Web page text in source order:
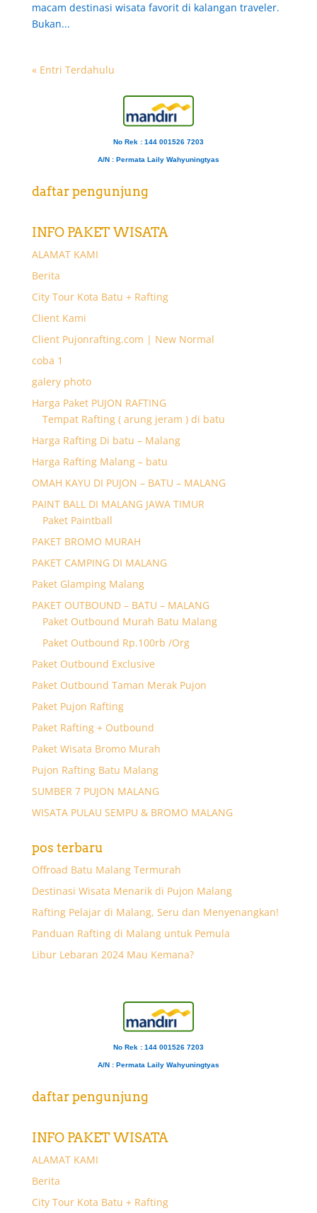
macam destinasi wisata favorit di kalangan traveler.
Bukan...
« Entri Terdahulu
No Rek : 144 001526 7203
A/N : Permata Laily Wahyuningtyas
daftar pengunjung
INFO PAKET WISATA
ALAMAT KAMI
Berita
City Tour Kota Batu + Rafting
Client Kami
Client Pujonrafting.com | New Normal
coba 1
galery photo
Harga Paket PUJON RAFTING
Tempat Rafting ( arung jeram ) di batu
Harga Rafting Di batu – Malang
Harga Rafting Malang – batu
OMAH KAYU DI PUJON – BATU – MALANG
PAINT BALL DI MALANG JAWA TIMUR
Paket Paintball
PAKET BROMO MURAH
PAKET CAMPING DI MALANG
Paket Glamping Malang
PAKET OUTBOUND – BATU – MALANG
Paket Outbound Murah Batu Malang
Paket Outbound Rp.100rb /Org
Paket Outbound Exclusive
Paket Outbound Taman Merak Pujon
Paket Pujon Rafting
Paket Rafting + Outbound
Paket Wisata Bromo Murah
Pujon Rafting Batu Malang
SUMBER 7 PUJON MALANG
WISATA PULAU SEMPU & BROMO MALANG
pos terbaru
Offroad Batu Malang Termurah
Destinasi Wisata Menarik di Pujon Malang
Rafting Pelajar di Malang, Seru dan Menyenangkan!
Panduan Rafting di Malang untuk Pemula
Libur Lebaran 2024 Mau Kemana?
No Rek : 144 001526 7203
A/N : Permata Laily Wahyuningtyas
daftar pengunjung
INFO PAKET WISATA
ALAMAT KAMI
Berita
City Tour Kota Batu + Rafting